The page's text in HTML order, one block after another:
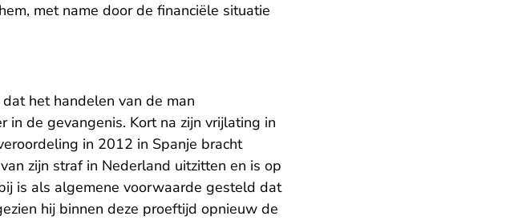
met name door de financiële situatie
het handelen van de man
in de gevangenis. Kort na zijn vrijlating in
in 2012 in Spanje bracht
zijn straf in Nederland uitzitten en is op
is als algemene voorwaarde gesteld dat
hij binnen deze proeftijd opnieuw de